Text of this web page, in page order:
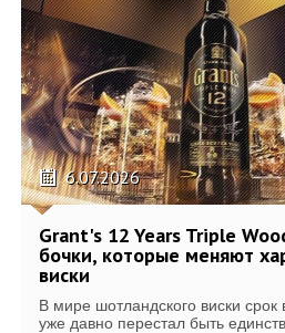
6.07.2026
Grant's 12 Years Triple
бочки, которые меняют
виски
В мире шотландского виски срок
уже давно перестал быть